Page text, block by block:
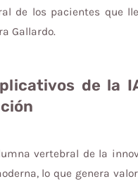
de los pacientes que
Gallardo.
de la
vertebral de la
lo que genera